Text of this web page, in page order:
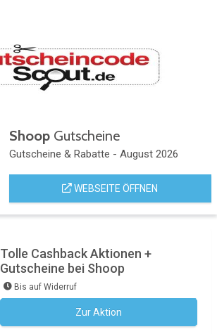
ShoopGutscheine
Gutscheine & Rabatte - August 2026
WEBSEITE ÖFFNEN
Tolle Cashback Aktionen +
Gutscheine bei Shoop
Bis auf Widerruf
Zur Aktion